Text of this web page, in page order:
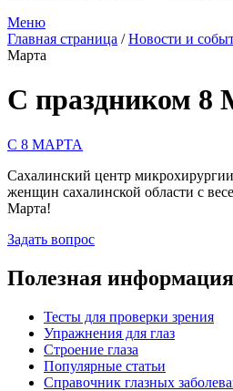
Меню
Главная страница /Новости и
Марта
С праздником 8
C 8 МАРТА
Сахалинский центр микрохирургии
женщин сахалинской области с
Марта!
Задать вопрос
Полезная информация
Тесты для проверки зрения
Упражнения для глаз
Строение глаза
Популярные статьи
Справочник глазных